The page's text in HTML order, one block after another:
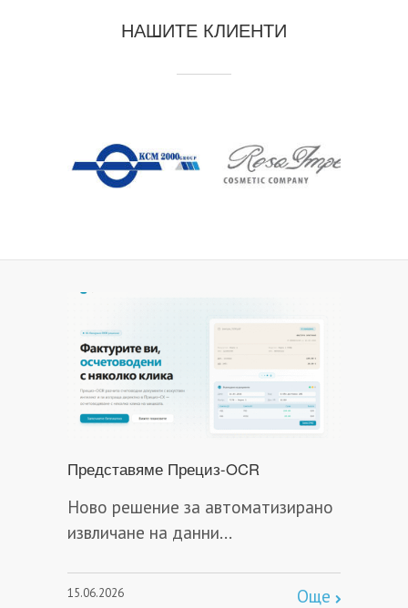
НАШИТЕ КЛИЕНТИ
Представяме Прециз-OCR
Ново решение за автоматизирано
извличане на данни...
15.06.2026 Още